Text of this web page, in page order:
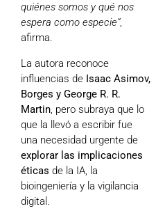
quiénes somos y qué nos
espera como especie”,
afirma.
La autora reconoce
influencias de Isaac Asimov,
Borges y George R. R.
Martin, pero subraya que lo
que la llevó a escribir fue
una necesidad urgente de
explorar las implicaciones
éticas de la IA, la
bioingeniería y la vigilancia
digital.